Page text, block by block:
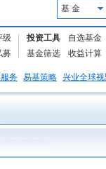
基 金
级
募
投资工具
自选基金
基金筛选
收益计算
务 易基策略 兴业全球